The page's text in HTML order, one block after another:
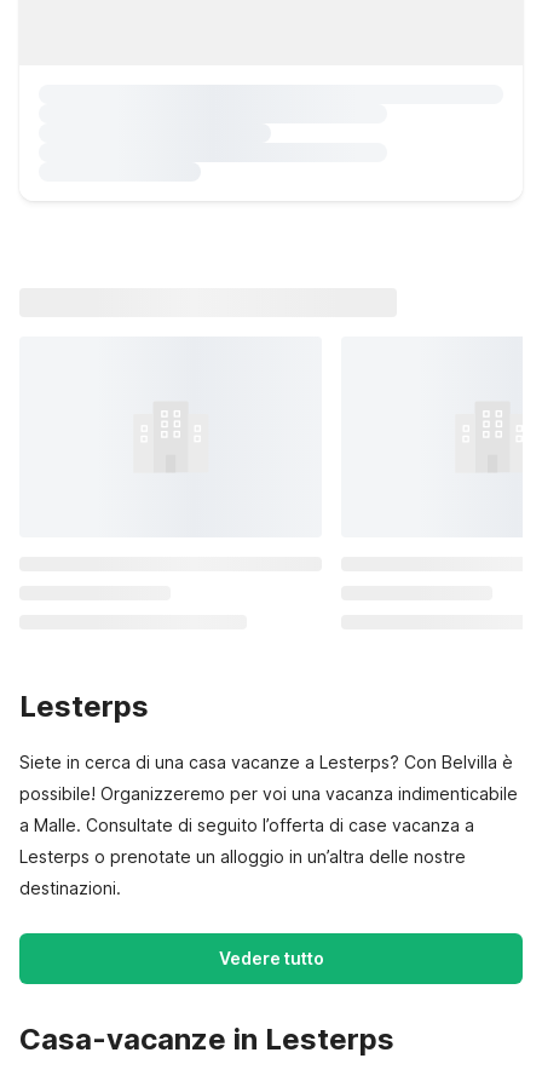
Lesterps
Siete in cerca di una casa vacanze a Lesterps? Con Belvilla è
possibile! Organizzeremo per voi una vacanza indimenticabile
a Malle. Consultate di seguito l’offerta di case vacanza a
Lesterps o prenotate un alloggio in un’altra delle nostre
destinazioni.
Vedere tutto
Casa-vacanze in Lesterps